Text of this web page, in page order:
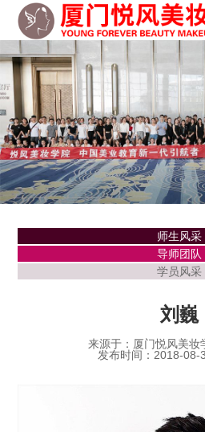
师生风采
导师团队
学员风采
刘巍
来源于：厦门悦风美妆
发布时间：2018-08-